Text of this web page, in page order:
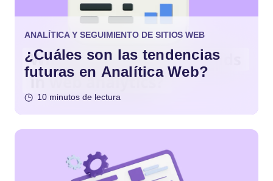
ANALÍTICA Y SEGUIMIENTO DE SITIOS WEB
¿Cuáles son las tendencias
futuras en Analítica Web?
10 minutos de lectura